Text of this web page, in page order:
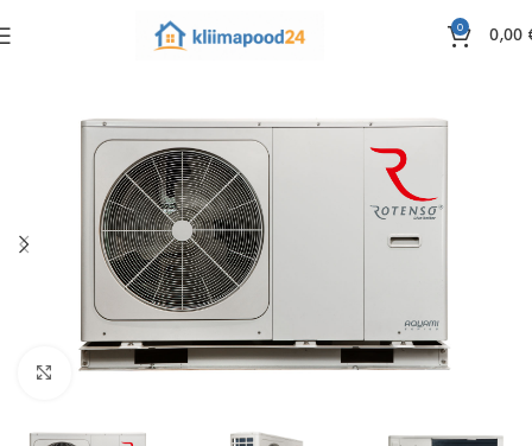
0 0,00
Click to enlarge